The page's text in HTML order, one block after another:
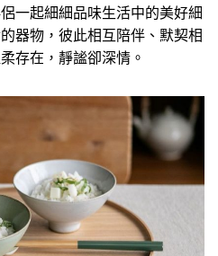
一起細細品味生活中的美好細
器物，彼此相互陪伴、默契相
存在，靜謐卻深情。